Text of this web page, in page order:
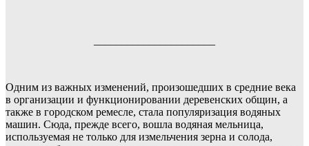
Одним из важных изменений, произошедших в средние века
в организации и функционировании деревенских общин, а
также в городском ремесле, стала популяризация водяных
машин. Сюда, прежде всего, вошла водяная мельница,
используемая не только для измельчения зерна и солода,